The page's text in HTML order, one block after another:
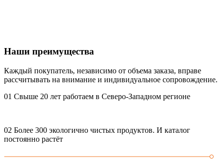
Наши преимущества
Каждый покупатель, независимо от объема заказа, вправе
рассчитывать на внимание и индивидуальное сопровождение.
01 Свыше 20 лет работаем в Северо-Западном регионе
02 Более 300 экологично чистых продуктов. И каталог
постоянно растёт